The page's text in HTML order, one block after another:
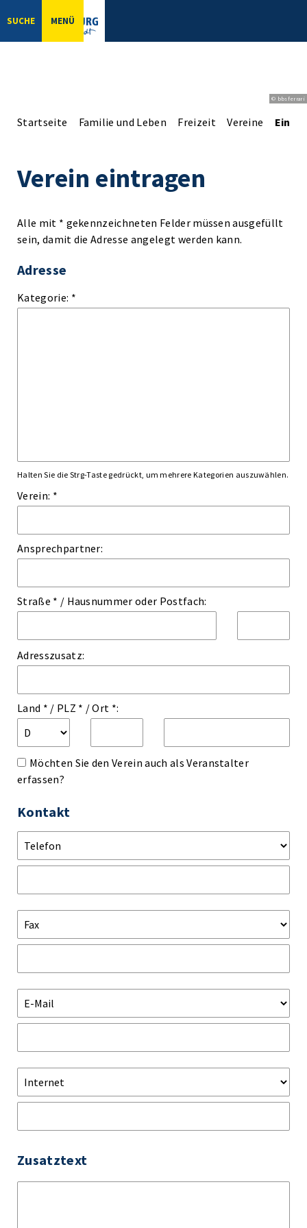
SUCHE MENÜ
© bbsferrari
Startseite Familie und Leben Freizeit Vereine
Verein eintragen
Alle mit * gekennzeichneten Felder müssen ausgefüllt
sein, damit die Adresse angelegt werden kann.
Adresse
Kategorie: *
Halten Sie die Strg-Taste gedrückt, um mehrere Kategorien auszuwählen.
Verein: *
Ansprechpartner:
Straße * / Hausnummer oder Postfach:
Adresszusatz:
Land * / PLZ * /Ort *:
Möchten Sie den Verein auch als Veranstalter
erfassen?
Kontakt
Zusatztext